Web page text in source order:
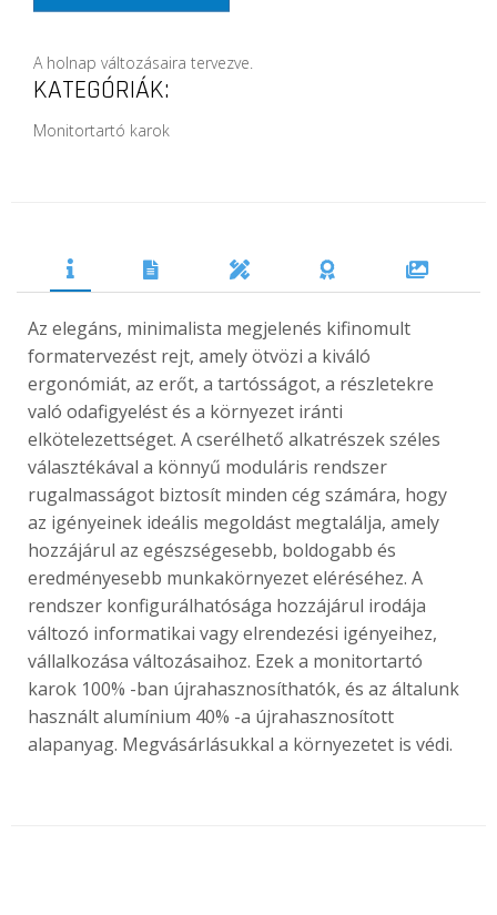
A holnap változásaira tervezve.
KATEGÓRIÁK:
Monitortartó karok
Az elegáns, minimalista megjelenés kifinomult
formatervezést rejt, amely ötvözi a kiváló
ergonómiát, az erőt, a tartósságot, a részletekre
való odafigyelést és a környezet iránti
elkötelezettséget. A cserélhető alkatrészek széles
választékával a könnyű moduláris rendszer
rugalmasságot biztosít minden cég számára, hogy
az igényeinek ideális megoldást megtalálja, amely
hozzájárul az egészségesebb, boldogabb és
eredményesebb munkakörnyezet eléréséhez. A
rendszer konfigurálhatósága hozzájárul irodája
változó informatikai vagy elrendezési igényeihez,
vállalkozása változásaihoz. Ezek a monitortartó
karok 100% -ban újrahasznosíthatók, és az általunk
használt alumínium 40% -a újrahasznosított
alapanyag. Megvásárlásukkal a környezetet is védi.